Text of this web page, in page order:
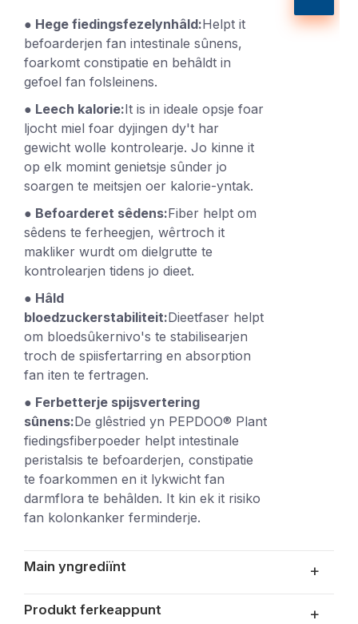
● Hege fiedingsfezelynhâld:Helpt it
befoarderjen fan intestinale sûnens,
foarkomt constipatie en behâldt in
gefoel fan folsleinens.
● Leech kalorie:It is in ideale opsje foar
ljocht miel foar dyjingen dy't har
gewicht wolle kontrolearje. Jo kinne it
op elk momint genietsje sûnder jo
soargen te meitsjen oer kalorie-yntak.
● Befoarderet sêdens:Fiber helpt om
sêdens te ferheegjen, wêrtroch it
makliker wurdt om dielgrutte te
kontrolearjen tidens jo dieet.
● Hâld
bloedzuckerstabiliteit:Dieetfaser helpt
om bloedsûkernivo's te stabilisearjen
troch de spiisfertarring en absorption
fan iten te fertragen.
● Ferbetterje spijsvertering
sûnens:De glêstried yn PEPDOO® Plant
fiedingsfiberpoeder helpt intestinale
peristalsis te befoarderjen, constipatie
te foarkommen en it lykwicht fan
darmflora te behâlden. It kin ek it risiko
fan kolonkanker ferminderje.
Main yngrediïnt +
Produkt ferkeappunt +